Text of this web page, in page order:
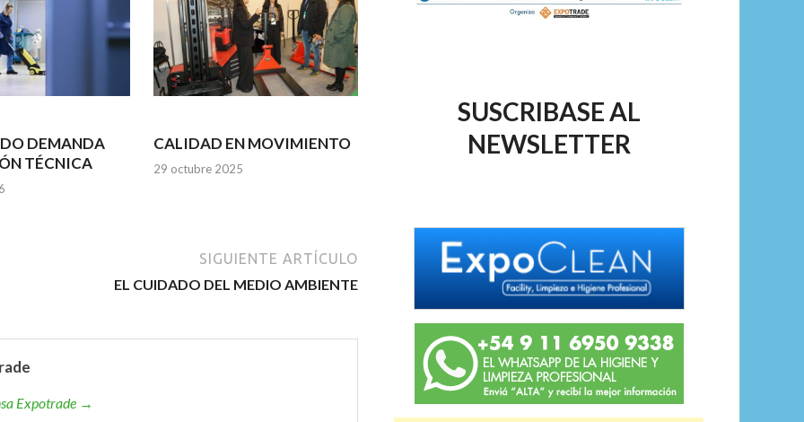
DEMANDA
TÉCNICA
CALIDAD EN MOVIMIENTO
29 octubre 2025
SIGUIENTE ARTÍCULO
EL CUIDADO DEL MEDIO AMBIENTE
Expotrade →
SUSCRIBASE AL
NEWSLETTER